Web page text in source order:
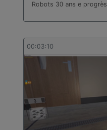
Robots 30 ans e progrès
00:03:10